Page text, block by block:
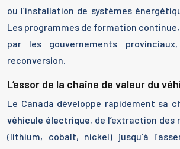
ou l’installation de systèmes
Les programmes de formation
par les gouvernements
reconversion.
L’essor de la chaîne de valeur du
Le Canada développe rapidement sa
véhicule électrique, de l’extraction
(lithium, cobalt, nickel) jusqu’à